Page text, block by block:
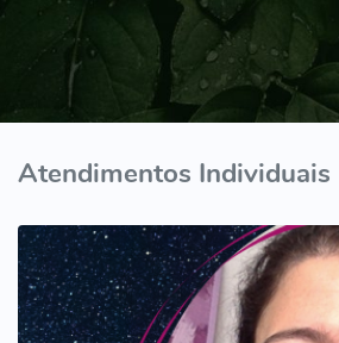
Atendimentos Individuais